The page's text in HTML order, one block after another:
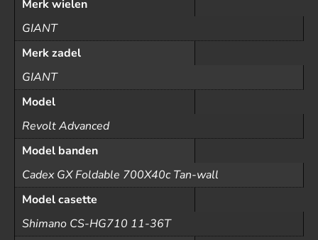
Merk wielen
GIANT
Merk zadel
GIANT
Model
Revolt Advanced
Model banden
Cadex GX Foldable 700X40c Tan-wall
Model casette
Shimano CS-HG710 11-36T